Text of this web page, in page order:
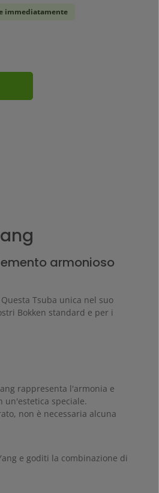
immediatamente
la quantità
armonioso
Questa Tsuba unica nel suo
Bokken standard e per i
rappresenta l'armonia e
un'estetica speciale.
non è necessaria alcuna
e goditi la combinazione di